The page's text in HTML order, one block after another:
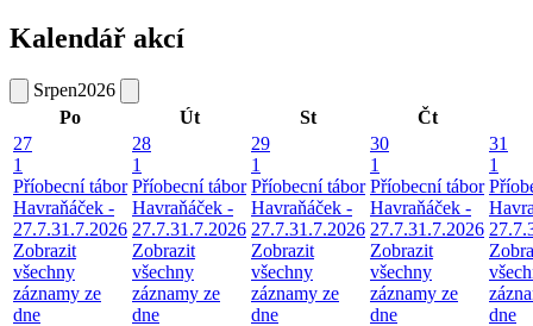
Kalendář akcí
Srpen2026
Po
Út St
Čt
27
1
Příobecní tábor
Havraňáček -
27.7.31.7.2026
Zobrazit
všechny
záznamy ze
dne
28
1
Příobecní tábor
Havraňáček -
27.7.31.7.2026
Zobrazit
všechny
záznamy ze
dne
29
1
Příobecní tábor
Havraňáček -
27.7.31.7.2026
Zobrazit
všechny
záznamy ze
dne
30
1
Příobecní tábor
Havraňáček -
27.7.31.7.2026
Zobrazit
všechny
záznamy ze
dne
31
1
dne